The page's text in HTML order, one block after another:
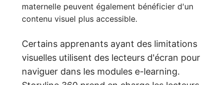
maternelle peuvent également bénéficier d'un
contenu visuel plus accessible.
Certains apprenants ayant des limitations
visuelles utilisent des lecteurs d'écran pour
naviguer dans les modules e-learning.